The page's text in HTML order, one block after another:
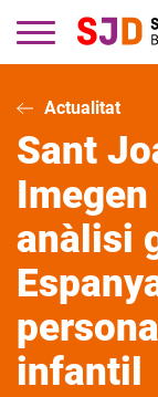
contingut
Actualitat
Sant
anàlisi
infantil